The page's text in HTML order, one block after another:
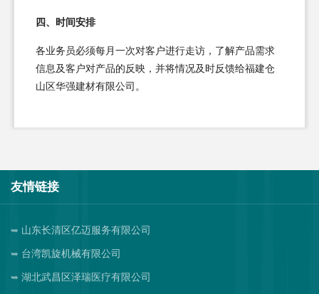
四、时间安排
各业务员必须每月一次对客户进行走访，了解产品需求
信息及客户对产品的反映，并将情况及时反馈给福建仓
山区华强建材有限公司。
友情链接
山东长清区亿迈服务有限公司
台湾凯旋机械有限公司
湖北武昌区泽瑞医疗有限公司